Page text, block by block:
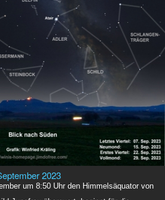
2023
um 8:50 Uhr den Himmelsäquator von